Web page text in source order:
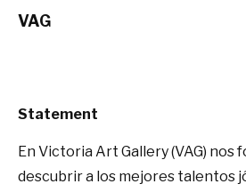
VAG
Statement
En Victoria Art Gallery (VAG)
descubrir a los mejores talentos